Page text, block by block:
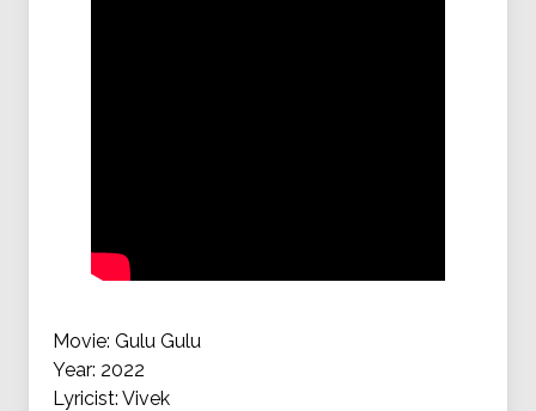
Movie: Gulu Gulu
Year: 2022
Lyricist: Vivek